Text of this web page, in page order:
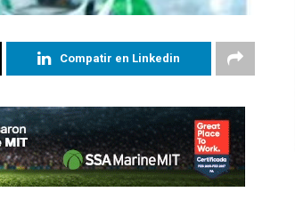
Compatir en Linkedin